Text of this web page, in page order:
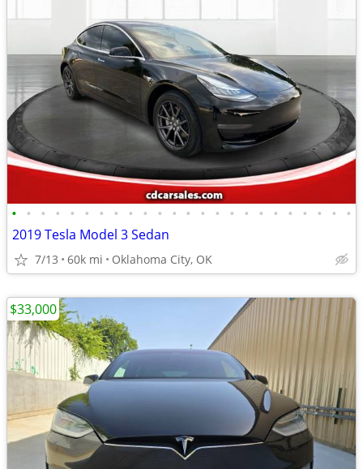
• • • • • • • • • • • • • • • • • • • • • • • •
2019 Tesla Model 3 Sedan
7/13 60k mi Oklahoma City, OK
$33,000